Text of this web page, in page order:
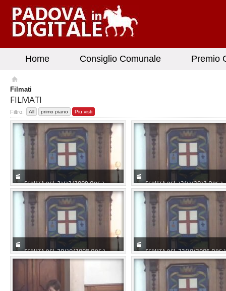
Home Consiglio Comunale Premio
Filmati
FILMATI
Filtro: All primo piano Piu visti
SEDUTA DEL 21/12/2009 ORE:1... SEDUTA DEL 13/11/2012
SEDUTA DEL 20/10/2008 ORE:1... SEDUTA DEL 23/10/2006